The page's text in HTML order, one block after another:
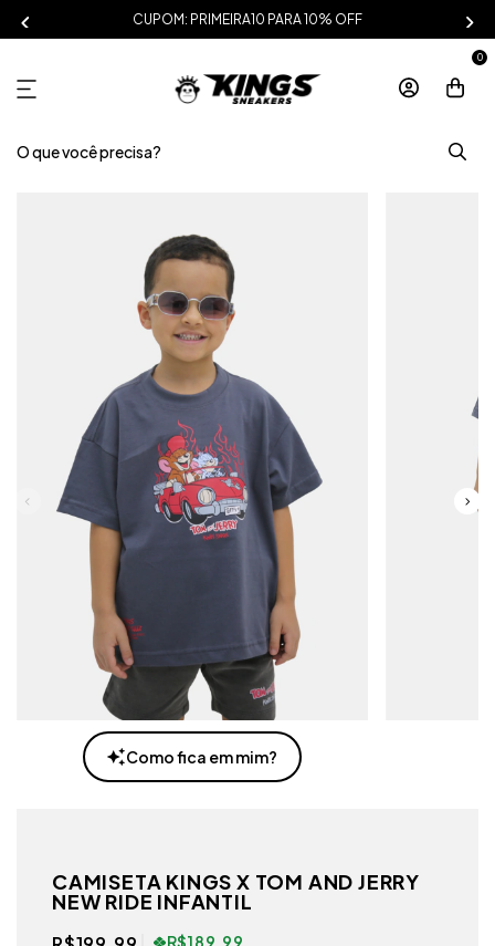
CUPOM: PRIMEIRA10 PARA 10% OFF
0
Como fica em mim?
CAMISETA KINGS X TOM AND JERRY
NEW RIDE INFANTIL
R$189,99